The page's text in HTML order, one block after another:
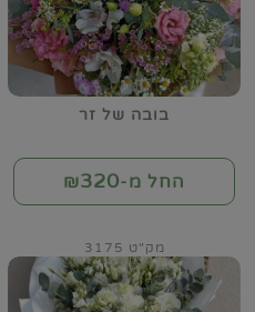
בובה של זר
החל מ-₪320
מק"ט 3175